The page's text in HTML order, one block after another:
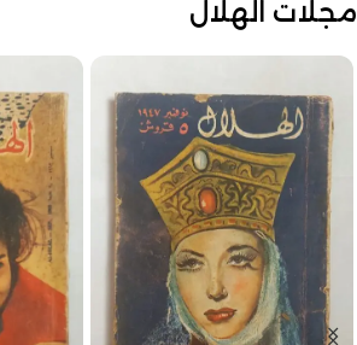
مجلات الهلال